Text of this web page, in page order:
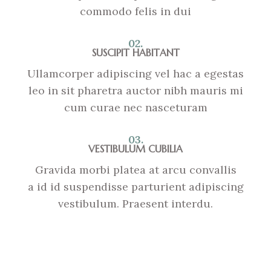
commodo felis in dui
02.
SUSCIPIT HABITANT
Ullamcorper adipiscing vel hac a egestas
leo in sit pharetra auctor nibh mauris mi
cum curae nec nasceturam
03.
VESTIBULUM CUBILIA
Gravida morbi platea at arcu convallis
a id id suspendisse parturient adipiscing
vestibulum. Praesent interdu.